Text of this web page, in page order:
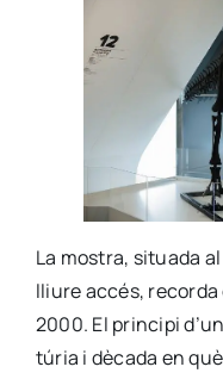
La mos­tra, situa­da
lliu­re accés, recor­da
2000. El prin­ci­pi
tú­ria i dèca­da en